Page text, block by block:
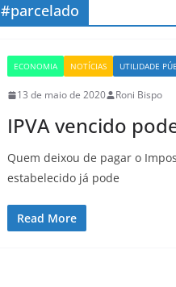
#parcelado
ECONOMIA NOTÍCIAS UTILIDADE
13 de maio de 2020 Roni Bispo
IPVA vencido
Quem deixou de pagar o
estabelecido já pode
Read More